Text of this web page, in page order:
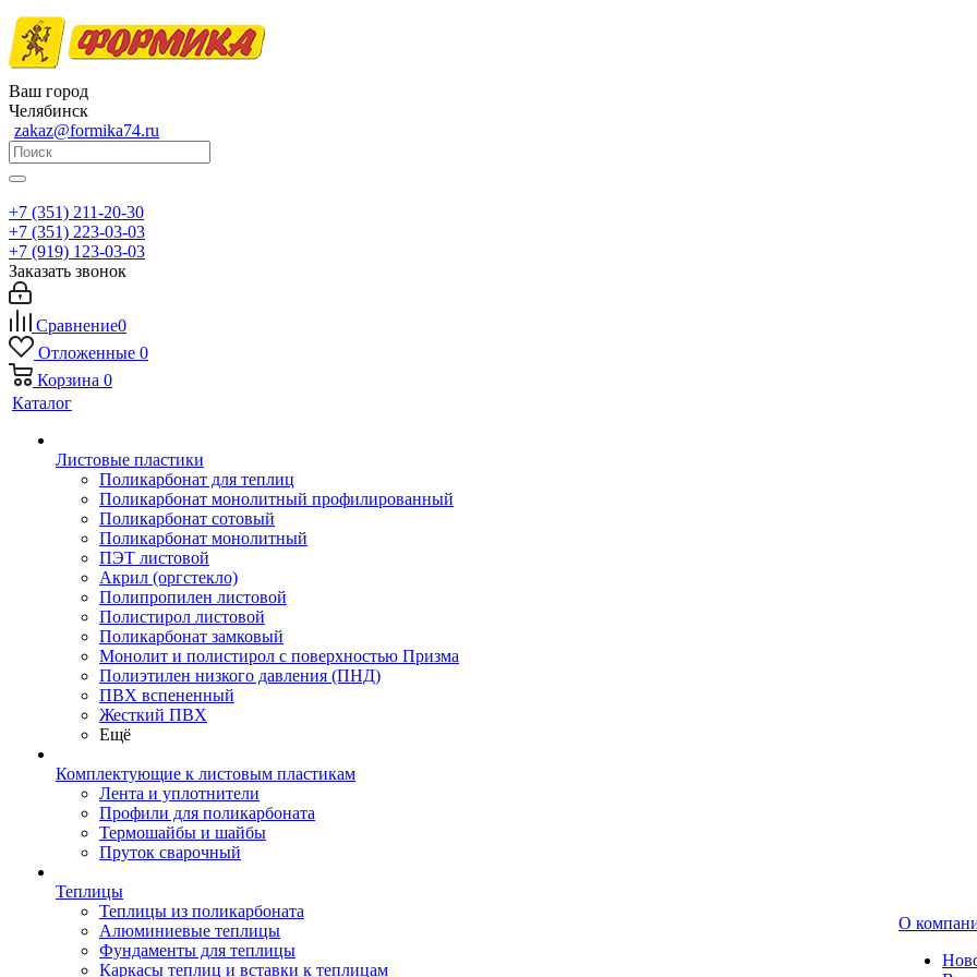
Ваш город
Челябинск
zakaz@formika74.ru
+7 (351) 211-20-30
+7 (351) 223-03-03
+7 (919) 123-03-03
Заказать звонок
Сравнение0
Отложенные 0
Корзина 0
Каталог
Листовые пластики
Поликарбонат для теплиц
Поликарбонат монолитный профилированный
Поликарбонат сотовый
Поликарбонат монолитный
ПЭТ листовой
Акрил (оргстекло)
Полипропилен листовой
Полистирол листовой
Поликарбонат замковый
Монолит и полистирол с поверхностью Призма
Полиэтилен низкого давления (ПНД)
ПВХ вспененный
Жесткий ПВХ
Ещё
Комплектующие к листовым пластикам
Лента и уплотнители
Профили для поликарбоната
Термошайбы и шайбы
Пруток сварочный
Теплицы
Теплицы из поликарбоната
Алюминиевые теплицы
Фундаменты для теплицы
Каркасы теплиц и вставки к теплицам
О